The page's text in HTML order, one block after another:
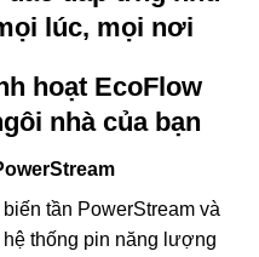
lúc, mọi nơi
hoạt EcoFlow
nhà của bạn
tần PowerStream và
thống pin năng lượng